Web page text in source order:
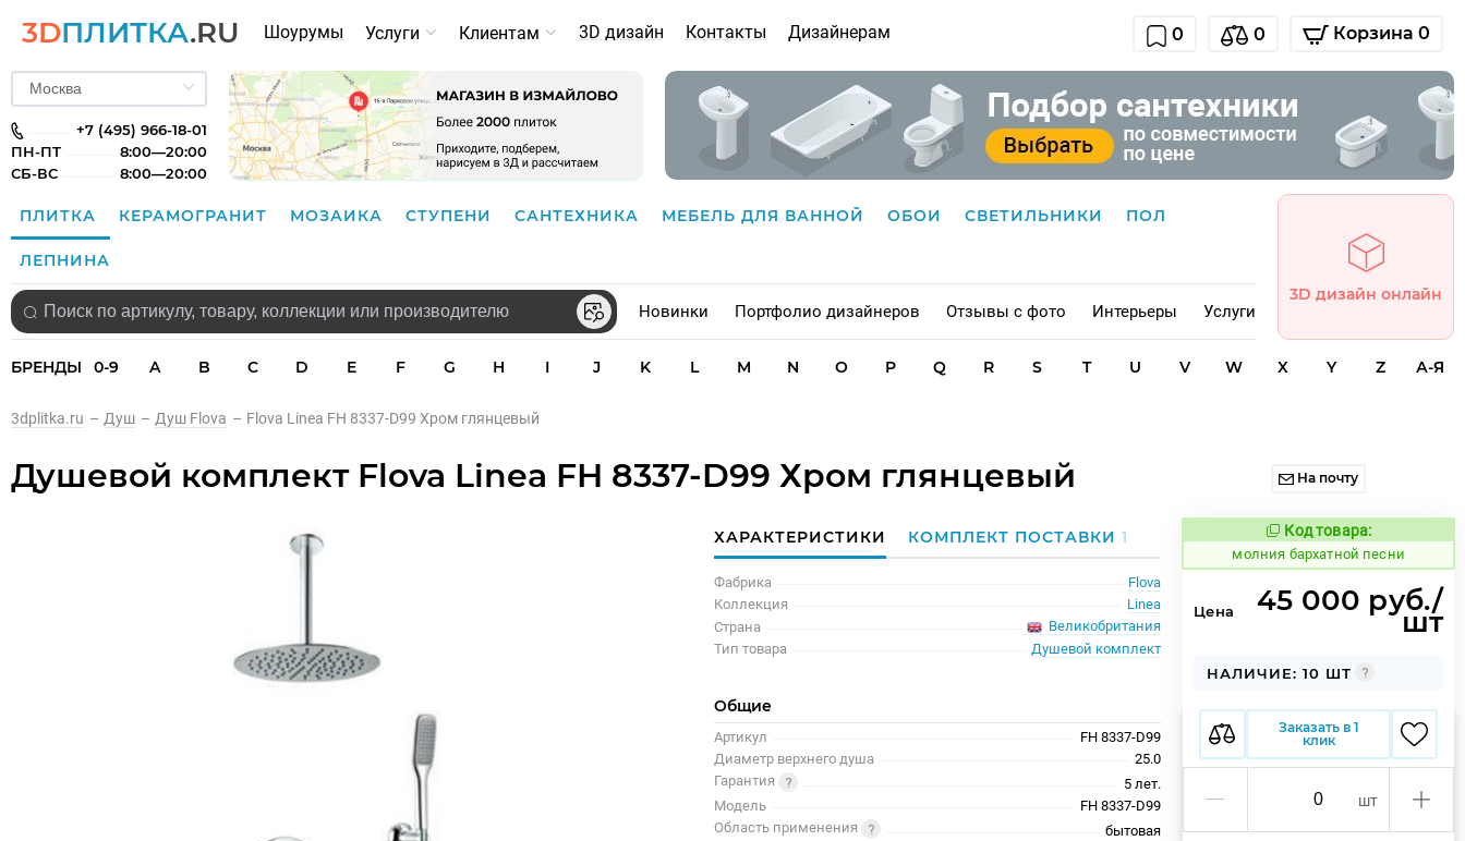
3DПЛИТКА.RU Шоурумы Услуги Клиентам 3D дизайн Контакты Дизайнерам 0 0 Корзина 0
+7 (495) 966-18-01
ПН-ПТ
8:00—20:00
СБ-ВС
8:00—20:00
ПЛИТКА КЕРАМОГРАНИТ МОЗАИКА СТУПЕНИ САНТЕХНИКА МЕБЕЛЬ ДЛЯ ВАННОЙ ОБОИ СВЕТИЛЬНИКИ ПОЛ
ЛЕПНИНА
Новинки Портфолио дизайнеров Отзывы с фото Интерьеры Услуги
3D дизайн онлайн
БРЕНДЫ 0-9 A B C D E F G H I J K L M N O P Q R S T U V W X Y Z А-Я
3dplitka.ru – Душ – Душ Flova – Flova Linea FH 8337-D99 Хром глянцевый
Душевой комплект Flova Linea FH 8337-D99 Хром глянцевый На почту
ХАРАКТЕРИСТИКИ КОМПЛЕКТ ПОСТАВКИ1
Фабрика
Flova
Коллекция
Linea
Страна
Великобритания
Тип товара
Душевой комплект
Общие
Артикул
FH 8337-D99
Диаметр верхнего душа
25.0
Гарантия
5 лет.
Модель
FH 8337-D99
Область применения
бытовая
Код товара:
1000444Код товара:
молния бархатной песни
Цена 45 000 руб./
шт
НАЛИЧИЕ: 10 ШТ
Заказать в 1
клик
шт